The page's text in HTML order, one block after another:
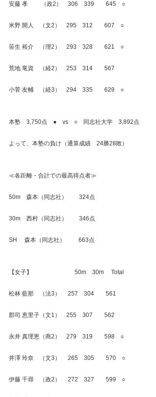
安藤 孝　　 （政2）　306　339　　645　○
米野 開人　（文2）　295　312　　607　○
笹生 裕介　（理2）　293　328　　621　○
荒地 竜資　（経2）　253　314　　567
小菅 友輔　（経3）　294　335　　629　○
本塾　3,750点　●　vs　○　同志社大学　3,892点
よって、本塾の負け（通算成績　24勝28敗）
≪各距離・合計での最高得点者≫
50m　森本（同志社）　　324点
30m　西村（同志社）　　346点
SH　 森本（同志社）　　 663点
【女子】　　　　　　 　50m　30m　 Total
松林 藍那　（法3）　 257　304　　561
郡司 恵里子（文1）　255　307　　562
永井 真理恵（商2）　279　319　　598　○
井澤 玲奈　（文3）　 265　305　　570　○
伊藤 千尋　（政2）　 272　327　　599　○